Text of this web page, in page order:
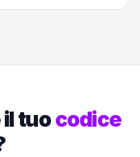
tuocodice